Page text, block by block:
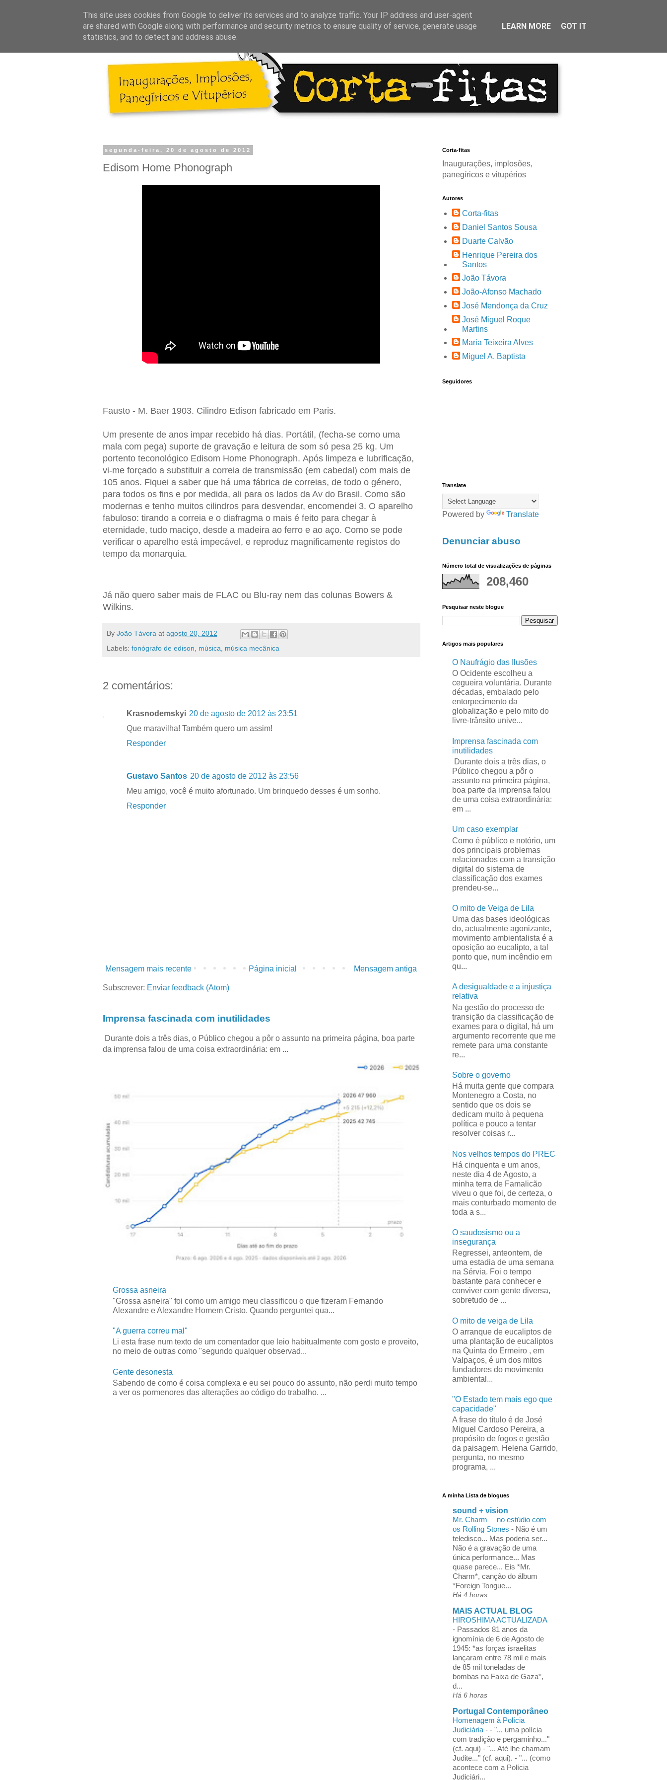
segunda-feira, 20 de agosto de 2012
Edisom Home Phonograph
Fausto - M. Baer 1903. Cilindro Edison fabricado em Paris.
Um presente de anos impar recebido há dias. Portátil, (fecha-se como uma
mala com pega) suporte de gravação e leitura de som só pesa 25 kg. Um
portento teconológico Edisom Home Phonograph. Após limpeza e lubrificação,
vi-me forçado a substituir a correia de transmissão (em cabedal) com mais de
105 anos. Fiquei a saber que há uma fábrica de correias, de todo o género,
para todos os fins e por medida, ali para os lados da Av do Brasil. Como são
modernas e tenho muitos cilindros para desvendar, encomendei 3. O aparelho
fabuloso: tirando a correia e o diafragma o mais é feito para chegar à
eternidade, tudo maciço, desde a madeira ao ferro e ao aço. Como se pode
verificar o aparelho está impecável, e reproduz magnificamente registos do
tempo da monarquia.
Já não quero saber mais de FLAC ou Blu-ray nem das colunas Bowers &
Wilkins.
By João Távora at agosto 20, 2012
Labels: fonógrafo de edison música música mecânica
2 comentários:
Krasnodemskyi 20 de agosto de 2012 às 23:51
Que maravilha! Também quero um assim!
Responder
Gustavo Santos 20 de agosto de 2012 às 23:56
Meu amigo, você é muito afortunado. Um brinquedo desses é um sonho.
Responder
Mensagem mais recente Mensagem antiga
Página inicial
Subscrever: Enviar feedback (Atom)
Imprensa fascinada com inutilidades
Durante dois a três dias, o Público chegou a pôr o assunto na primeira página, boa parte
da imprensa falou de uma coisa extraordinária: em ...
Grossa asneira
"Grossa asneira" foi como um amigo meu classificou o que fizeram Fernando
Alexandre e Alexandre Homem Cristo. Quando perguntei qua...
"A guerra correu mal"
Li esta frase num texto de um comentador que leio habitualmente com gosto e proveito,
no meio de outras como "segundo qualquer observad...
Gente desonesta
Sabendo de como é coisa complexa e eu sei pouco do assunto, não perdi muito tempo
a ver os pormenores das alterações ao código do trabalho. ...
Corta-fitas
Inaugurações, implosões,
panegíricos e vitupérios
Autores
Corta-fitas
Daniel Santos Sousa
Duarte Calvão
Henrique Pereira dos
Santos
João Távora
João-Afonso Machado
José Mendonça da Cruz
José Miguel Roque
Martins
Maria Teixeira Alves
Miguel A. Baptista
Seguidores
Translate
Powered by Translate
Denunciar abuso
Número total de visualizações de páginas
208,460
Pesquisar neste blogue
Artigos mais populares
O Naufrágio das Ilusões
O Ocidente escolheu a
cegueira voluntária. Durante
décadas, embalado pelo
entorpecimento da
globalização e pelo mito do
livre-trânsito unive...
Imprensa fascinada com
inutilidades
Durante dois a três dias, o
Público chegou a pôr o
assunto na primeira página,
boa parte da imprensa falou
de uma coisa extraordinária:
em ...
Um caso exemplar
Como é público e notório, um
dos principais problemas
relacionados com a transição
digital do sistema de
classificação dos exames
prendeu-se...
O mito de Veiga de Lila
Uma das bases ideológicas
do, actualmente agonizante,
movimento ambientalista é a
oposição ao eucalipto, a tal
ponto que, num incêndio em
qu...
A desigualdade e a injustiça
relativa
Na gestão do processo de
transição da classificação de
exames para o digital, há um
argumento recorrente que me
remete para uma constante
re...
Sobre o governo
Há muita gente que compara
Montenegro a Costa, no
sentido que os dois se
dedicam muito à pequena
política e pouco a tentar
resolver coisas r...
Nos velhos tempos do PREC
Há cinquenta e um anos,
neste dia 4 de Agosto, a
minha terra de Famalicão
viveu o que foi, de certeza, o
mais conturbado momento de
toda a s...
O saudosismo ou a
insegurança
Regressei, anteontem, de
uma estadia de uma semana
na Sérvia. Foi o tempo
bastante para conhecer e
conviver com gente diversa,
sobretudo de ...
O mito de veiga de Lila
O arranque de eucaliptos de
uma plantação de eucaliptos
na Quinta do Ermeiro , em
Valpaços, é um dos mitos
fundadores do movimento
ambiental...
"O Estado tem mais ego que
capacidade"
A frase do título é de José
Miguel Cardoso Pereira, a
propósito de fogos e gestão
da paisagem. Helena Garrido,
pergunta, no mesmo
programa, ...
A minha Lista de blogues
sound + vision
Mr. Charm— no estúdio com
os Rolling Stones - Não é um
teledisco... Mas poderia ser...
Não é a gravação de uma
única performance... Mas
quase parece... Eis *Mr.
Charm*, canção do álbum
*Foreign Tongue...
Há 4 horas
MAIS ACTUAL BLOG
HIROSHIMA ACTUALIZADA
- Passados 81 anos da
ignomínia de 6 de Agosto de
1945: *as forças israelitas
lançaram entre 78 mil e mais
de 85 mil toneladas de
bombas na Faixa de Gaza*,
d...
Há 6 horas
Portugal Contemporâneo
Homenagem à Polícia
Judiciária - - "... uma polícia
com tradição e pergaminho..."
(cf. aqui) - "... Até lhe chamam
Judite..." (cf. aqui). - "... (como
acontece com a Polícia
Judiciári...
This site uses cookies from Google to deliver its services and to analyze traffic. Your IP address and user-agent
are shared with Google along with performance and security metrics to ensure quality of service, generate usage
statistics, and to detect and address abuse.
LEARN MORE GOT IT